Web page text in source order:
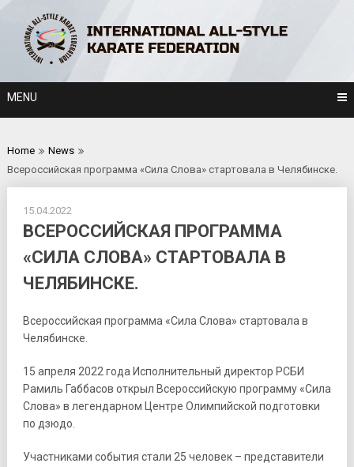
content
MENU
Home
News
Всероссийская программа «Сила Слова» стартовала в Челябинске.
15.04.2022
ВСЕРОССИЙСКАЯ ПРОГРАММА
«СИЛА СЛОВА» СТАРТОВАЛА В
ЧЕЛЯБИНСКЕ.
Всероссийская программа «Сила Слова» стартовала в
Челябинске.
15 апреля 2022 года Исполнительный директор РСБИ
Рамиль Габбасов открыл Всероссийскую программу «Сила
Слова» в легендарном Центре Олимпийской подготовки
по дзюдо.
Участниками события стали 25 человек – представители